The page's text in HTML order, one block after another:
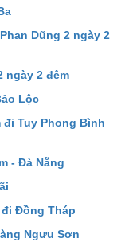
Dũng 2 ngày 2
ngày 2 đêm
Lộc
Tuy Phong Bình
- Đà Nẵng
Đồng Tháp
Ngưu Sơn